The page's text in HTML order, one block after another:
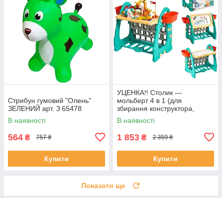
Стрибун гумовий "Олень"
ЗЕЛЕНИЙ арт. З 65478
В наявності
564 ₴ 757 ₴
Купити
УЦЕНКА!! Столик —
мольберт 4 в 1 (для
збирання конструктора,
малювання, книжкова
полиця) арт. S 075
В наявності
1 853 ₴ 2 359 ₴
Купити
Показати ще